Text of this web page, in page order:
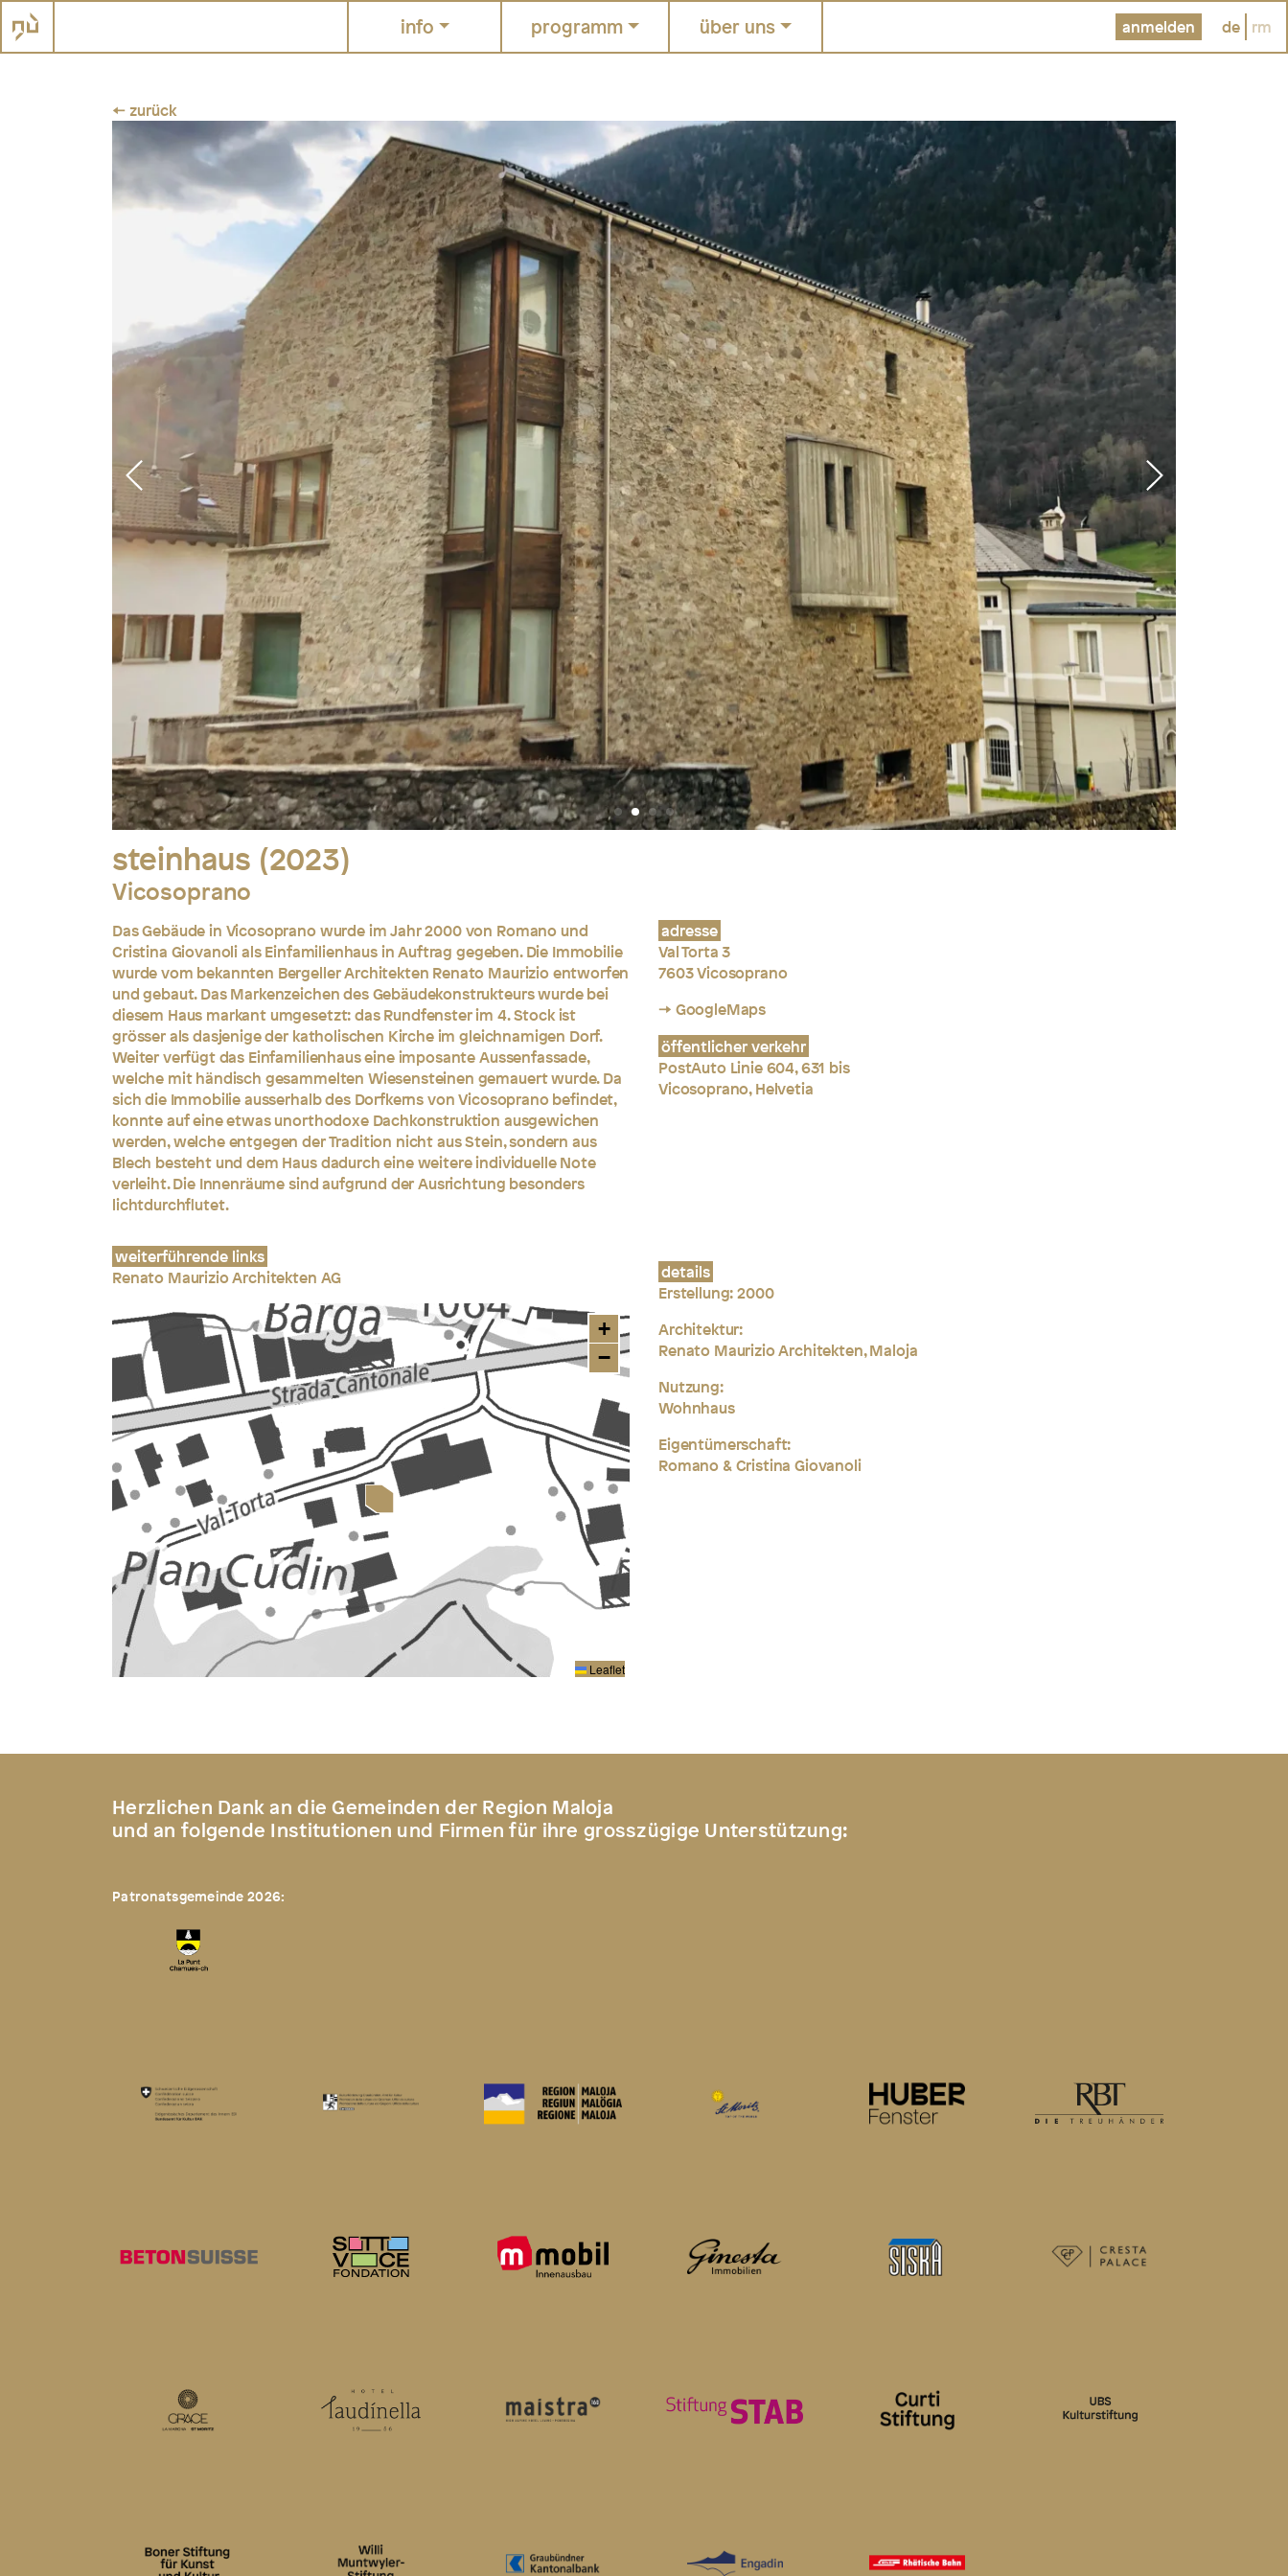
info programm über uns anmelden de rm
← zurück
steinhaus (2023)
Vicosoprano
Das Gebäude in Vicosoprano wurde im Jahr 2000 von Romano und
Cristina Giovanoli als Einfamilienhaus in Auftrag gegeben. Die Immobilie
wurde vom bekannten Bergeller Architekten Renato Maurizio entworfen
und gebaut. Das Markenzeichen des Gebäudekonstrukteurs wurde bei
diesem Haus markant umgesetzt: das Rundfenster im 4. Stock ist
grösser als dasjenige der katholischen Kirche im gleichnamigen Dorf.
Weiter verfügt das Einfamilienhaus eine imposante Aussenfassade,
welche mit händisch gesammelten Wiesensteinen gemauert wurde. Da
sich die Immobilie ausserhalb des Dorfkerns von Vicosoprano befindet,
konnte auf eine etwas unorthodoxe Dachkonstruktion ausgewichen
werden, welche entgegen der Tradition nicht aus Stein, sondern aus
Blech besteht und dem Haus dadurch eine weitere individuelle Note
verleiht. Die Innenräume sind aufgrund der Ausrichtung besonders
lichtdurchflutet.
adresse
Val Torta 3
7603 Vicosoprano
→ GoogleMaps
öffentlicher verkehr
PostAuto Linie 604, 631 bis
Vicosoprano, Helvetia
details
Erstellung:2000
Architektur:
Renato Maurizio Architekten, Maloja
Nutzung:
Wohnhaus
Eigentümerschaft:
Romano & Cristina Giovanoli
weiterführende links
Renato Maurizio Architekten AG
+
−
Leaflet
Herzlichen Dank an die Gemeinden der Region Maloja
und an folgende Institutionen und Firmen für ihre grosszügige Unterstützung:
Patronatsgemeinde 2026: